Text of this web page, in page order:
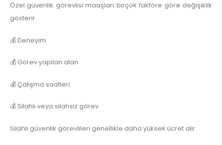
Özel güvenlik görevlisi maaşları birçok faktöre göre değişiklik
gösterir.
💰 Deneyim
💰 Görev yapılan alan
💰 Çalışma saatleri
💰 Silahlı veya silahsız görev
Silahlı güvenlik görevlileri genellikle daha yüksek ücret alır.